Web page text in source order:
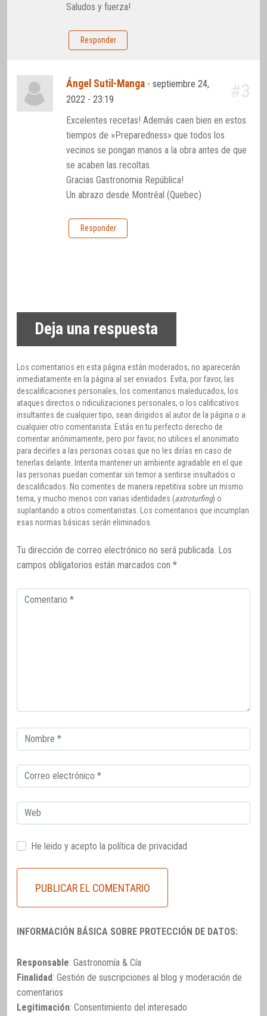
Saludos y fuerza!
Responder
Ángel Sutil-Manga -septiembre 24,
2022 - 23:19
#3
Excelentes recetas! Además caen bien en estos
tiempos de »Preparedness» que todos los
vecinos se pongan manos a la obra antes de que
se acaben las recoltas.
Gracias Gastronomia República!
Un abrazo desde Montréal (Quebec)
Responder
Deja una respuesta
Los comentarios en esta página están moderados, no aparecerán
inmediatamente en la página al ser enviados. Evita, por favor, las
descalificaciones personales, los comentarios maleducados, los
ataques directos o ridiculizaciones personales, o los calificativos
insultantes de cualquier tipo, sean dirigidos al autor de la página o a
cualquier otro comentarista. Estás en tu perfecto derecho de
comentar anónimamente, pero por favor, no utilices el anonimato
para decirles a las personas cosas que no les dirías en caso de
tenerlas delante. Intenta mantener un ambiente agradable en el que
las personas puedan comentar sin temor a sentirse insultados o
descalificados. No comentes de manera repetitiva sobre un mismo
tema, y mucho menos con varias identidades (astroturfing) o
suplantando a otros comentaristas. Los comentarios que incumplan
esas normas básicas serán eliminados.
Tu dirección de correo electrónico no será publicada. Los
campos obligatorios están marcados con *
Comentario
Correo
electrónico
Correo
electrónico
Web
He leido y acepto la política de privacidad
INFORMACIÓN BÁSICA SOBRE PROTECCIÓN DE DATOS:
Responsable: Gastronomía & Cía
Finalidad: Gestión de suscripciones al blog y moderación de
comentarios
Legitimación: Consentimiento del interesado